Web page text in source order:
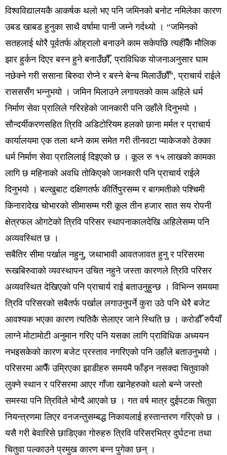
विश्वविद्यालयकै आकर्षक थलो भए पनि जमिनको बनोट नमिलेका कारण
उबड खाबड हुनुका साथै वर्षामा पानी जम्ने गर्दथ्यो । “जमिनको
सतहलाई थोरै पूर्वतर्फ ओह्रालो बनाउने काम सकेपछि त्यहीँकै मौलिक
झार हुर्कन दिएर बस्न हुने बनाउँछौँ, प्राविधिक योजनाअनुसार घाम
नछेक्ने गरी ससाना बिरुवा रोप्ने र बस्ने बेन्च मिलाउँछौँ”, प्राचार्य राईले
रासससँग भन्नुभयो । जमिन मिलाउने लगायतको काम अहिले धर्म
निर्माण सेवा प्रालिले गरिरहेको जानकारी पनि उहाँले दिनुभयो ।
सौन्दर्यीकरणसहित त्रिवि अडिटोरियम हलको छाना मर्मत र प्राचार्य
कार्यालयमा एक तला थप्ने काम समेत गरी तीनवटा प्याकेजको ठेक्का
धर्म निर्माण सेवा प्रालिलाई दिइएको छ । कूल रु १५ लाखको कामका
लागि छ महिनाको अवधि तोकिएको जानकारी पनि प्राचार्य राईले
दिनुभयो । बल्खुबाट दक्षिणतर्फ कीर्तिपुरसम्म र बागमतीको पश्चिमी
किनारादेख चोभारको सीमासम्म गरी कूल तीन हजार सात सय रोपनी
क्षेत्रफल ओगटेको त्रिवि परिसर स्थापनाकालदेखि अहिलेसम्म पनि
अव्यवस्थित छ ।
सबैतिर सीमा पर्खाल नहुनु, जथाभावी आवतजावत हुनु र परिसरमा
रूखबिरुवाको व्यवस्थापन उचित नहुने जस्ता कारणले त्रिवि परिसर
अव्यवस्थित देखिएको पनि प्राचार्य राई बताउनुहुन्छ । विभिन्न समयमा
त्रिवि परिसरको सबैतर्फ पर्खाल लगाउनुपर्ने कुरा उठे पनि धेरै बजेट
आवश्यक भएका कारण त्यतिकै सेलाएर जाने स्थिति छ । करोडौँ रुपैयाँ
लाग्ने मोटामोटी अनुमान गरिए पनि यसका लागि प्राविधिक अध्ययन
नभइसकेको कारण बजेट प्रस्ताव नगरिएको पनि उहाँले बताउनुभयो ।
परिसरमा आफैँ उम्रिएका झाडीहरु समयमै फाँड्न नसक्दा चितुवाको
लुक्ने स्थान र परिसरमा आएर गाँजा खानेहरुको थलो बन्ने जस्तो
समस्या पनि त्रिविले भोग्दै आएको छ । गत वर्ष मात्र दुईपटक चितुवा
नियन्त्रणमा लिएर वनजन्तुसम्बद्ध निकायलाई हस्तान्तरण गरिएको छ ।
यसै गरी बेवारिसे छाडिएका गोरुहरु त्रिवि परिसरभित्र दुर्घटना तथा
चितुवा पल्काउने प्रमुख कारण बन्न पुगेका छन् ।